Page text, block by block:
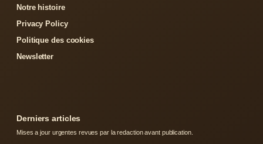
Notre histoire
Privacy Policy
Politique des cookies
Newsletter
Derniers articles
Mises a jour urgentes revues par la redaction avant publication.